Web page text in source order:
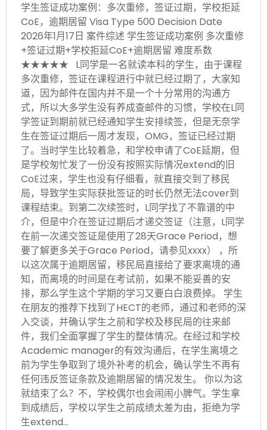
学生签证成功案例：多次重修，签证过期，学校拒延
CoE，逾期居留 Visa Type 500 Decision Date
2026年1月17日 案件综述 学生签证成功案例 多次重修
+签证过期+学校拒延CoE+逾期居留 难度系数
★★★★★ L同学是一名就读本科的学生，由于课程
多次重修，签证在课程进行中就已经过期了，大家知
道，因为邮件在国内并不是一个十分常用的沟通方
式，所以大多学生没有养成查邮件的习惯，学校在L同
学签证到期前就已经通知学生安排续签，但是无奈学
生在签证过期后一周才发现，OMG，签证已经过期
了。当时学生比较着急，和学校申请了CoE延期，但
是学校匆忙发了一份没有按照实际情况extend的旧
CoE过来，学生也没有仔细看，就直接交到了移民
局，导致学生实际获批签证的时长仍然无法cover到
课程结束。到第二次续签时，L同学找了不靠谱的中
介，但是中介在签证过期后才递交签证（注意，L同学
在前一次递交签证是使用了28天Grace Period，想
要了解更多关于Grace Period，请参见xxxx） ，所
以这次属于逾期居留，移民局直接给了要求离境的通
知，而离境的时间是在考试前，如果不能妥善的安
排，那么学生这个学期的学习又要白白浪费掉。 学生
在朋友的推荐下找到了HECT的老师，通过和老师的深
入交谈，并确认学生之前和学校及移民局的往来邮
件，我们全面掌握了学生的整体情况。在经过和学校
Academic manager的有效沟通后，在学生离境之
前为学生争取到了境外补考的机会，确认学生不再有
任何违反签证条款及逾期居留的情况发生。 你以为这
就结束了么？不，学校偶尔也会闹闹小脾气。学生拿
到成绩后，学校以学生之前成绩太差为由，拒绝为学
生extend…